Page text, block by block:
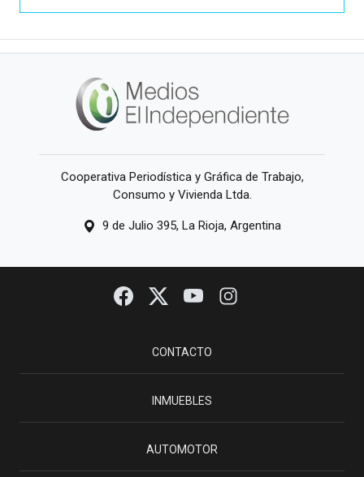
Cooperativa Periodística y Gráfica de Trabajo,
Consumo y Vivienda Ltda.
9 de Julio 395, La Rioja, Argentina
CONTACTO
INMUEBLES
AUTOMOTOR